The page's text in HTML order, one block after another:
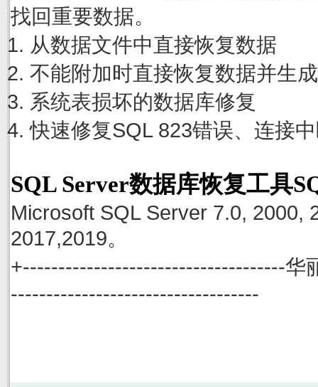
找回重要数据。
从数据文件中直接恢复数据
不能附加时直接恢复数据并生
系统表损坏的数据库修复
快速修复SQL 823错误、连接
SQL Server数据库恢复工具
Microsoft SQL Server 7.0, 2000,
2017,2019。
+-------------------------------------华
-----------------------------------